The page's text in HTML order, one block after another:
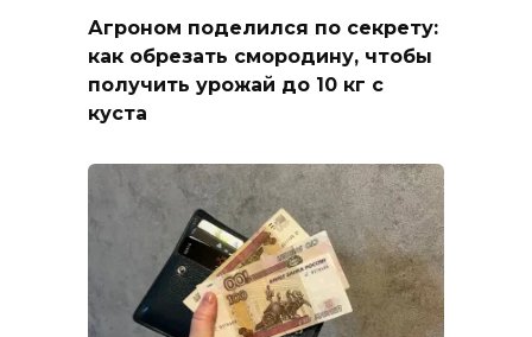
Агроном поделился по секрету:
как обрезать смородину, чтобы
получить урожай до 10 кг с
куста